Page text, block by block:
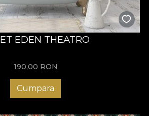
EDEN THEATRO
190,00 RON
Cumpara